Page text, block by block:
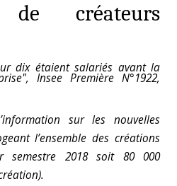
créateurs
dix étaient salariés avant la
Insee Première N°1922,
sur les nouvelles
l’ensemble des créations
semestre 2018 soit 80 000